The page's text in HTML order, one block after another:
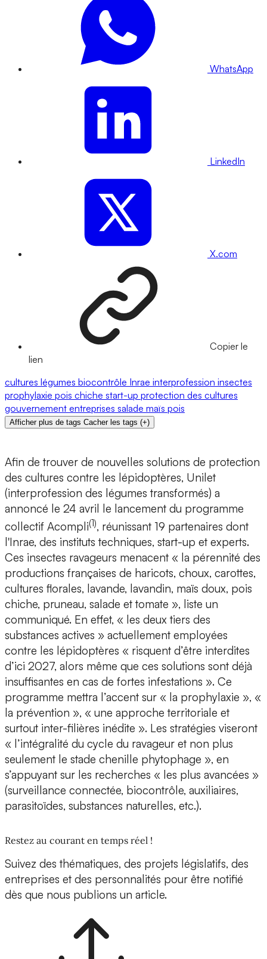
WhatsApp
LinkedIn
X.com
Copier le
lien
cultures légumes biocontrôle Inrae interprofession insectes
prophylaxie pois chiche start-up protection des cultures
gouvernement entreprises salade maïs pois
Afficher plus de tags Cacher les tags (+)
Afin de trouver de nouvelles solutions de protection
des cultures contre les lépidoptères, Unilet
(interprofession des légumes transformés) a
annoncé le 24 avril le lancement du programme
collectif Acompli(1), réunissant 19 partenaires dont
l'Inrae, des instituts techniques, start-up et experts.
Ces insectes ravageurs menacent « la pérennité des
productions françaises de haricots, choux, carottes,
cultures florales, lavande, lavandin, maïs doux, pois
chiche, pruneau, salade et tomate », liste un
communiqué. En effet, « les deux tiers des
substances actives » actuellement employées
contre les lépidoptères « risquent d’être interdites
d’ici 2027, alors même que ces solutions sont déjà
insuffisantes en cas de fortes infestations ». Ce
programme mettra l’accent sur « la prophylaxie », «
la prévention », « une approche territoriale et
surtout inter-filières inédite ». Les stratégies viseront
« l’intégralité du cycle du ravageur et non plus
seulement le stade chenille phytophage », en
s’appuyant sur les recherches « les plus avancées »
(surveillance connectée, biocontrôle, auxiliaires,
parasitoïdes, substances naturelles, etc.).
Restez au courant en temps réel !
Suivez des thématiques, des projets législatifs, des
entreprises et des personnalités pour être notifié
dès que nous publions un article.